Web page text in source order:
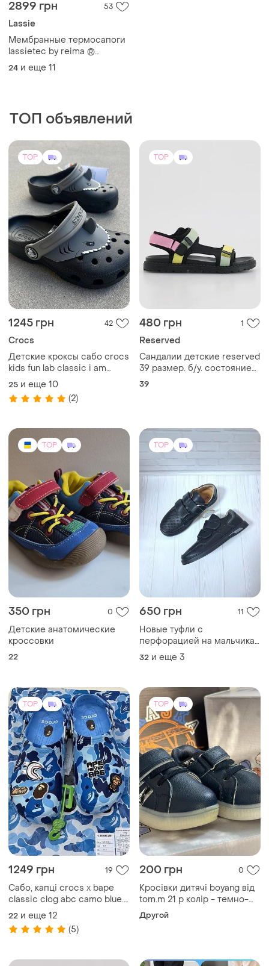
2899 грн 53
Lassie
Мембранные термосапоги
lassietec by reima ®
размеры 22-35
24 и еще 11
ТОП объявлений
TOP
1245 грн 42
Crocs
Детские кроксы сабо crocs
kids fun lab classic i am
shark clog black черные
25 и еще 10
(2)
TOP
480 грн 1
Reserved
Сандалии детские reserved
39 размер. б/у. состояние
идеально.
39
TOP
350 грн 0
Детские анатомические
кроссовки
22
TOP
650 грн 11
Новые туфли с
перфорацией на мальчика
32, 33, 34, 36 гг.
32 и еще 3
TOP
1249 грн 19
Сабо, капці crocs x bape
classic clog abc camo blue.
оригінал.
22 и еще 12
(5)
TOP
200 грн 0
Кросівки дитячі boyang від
tom.m 21 р колір - темно-
синій!
Другой